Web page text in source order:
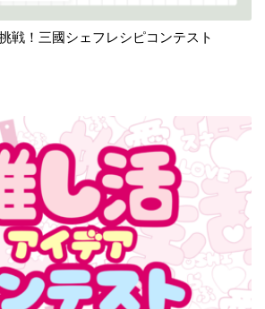
戦！三國シェフレシピコンテスト